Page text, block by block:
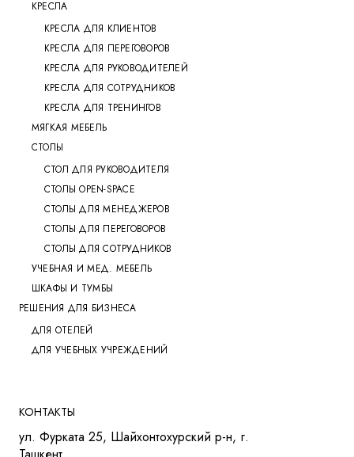
КРЕСЛА
КРЕСЛА ДЛЯ КЛИЕНТОВ
КРЕСЛА ДЛЯ ПЕРЕГОВОРОВ
КРЕСЛА ДЛЯ РУКОВОДИТЕЛЕЙ
КРЕСЛА ДЛЯ СОТРУДНИКОВ
КРЕСЛА ДЛЯ ТРЕНИНГОВ
МЯГКАЯ МЕБЕЛЬ
СТОЛЫ
СТОЛ ДЛЯ РУКОВОДИТЕЛЯ
СТОЛЫ OPEN-SPACE
СТОЛЫ ДЛЯ МЕНЕДЖЕРОВ
СТОЛЫ ДЛЯ ПЕРЕГОВОРОВ
СТОЛЫ ДЛЯ СОТРУДНИКОВ
УЧЕБНАЯ И МЕД. МЕБЕЛЬ
ШКАФЫ И ТУМБЫ
РЕШЕНИЯ ДЛЯ БИЗНЕСА
ДЛЯ ОТЕЛЕЙ
ДЛЯ УЧЕБНЫХ УЧРЕЖДЕНИЙ
КОНТАКТЫ
ул. Фурката 25, Шайхонтохурский р-н, г.